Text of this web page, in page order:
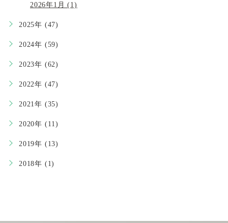
2026年1月 (1)
2025年 (47)
2024年 (59)
2023年 (62)
2022年 (47)
2021年 (35)
2020年 (11)
2019年 (13)
2018年 (1)